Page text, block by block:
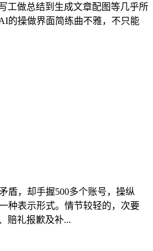
工做总结到生成文章配图等几乎所
的操做界面简练曲不雅，不只能
盾，却手握500多个账号，操纵
种表示形式。情节较轻的，次要
赔礼报歉及补...